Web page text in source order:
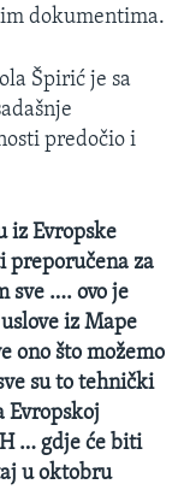
dokumentima.
Špirić je sa
predočio i
iz Evropske
preporučena za
sve …. ovo je
iz Mape
ono što možemo
su to tehnički
Evropskoj
… gdje će biti
u oktobru